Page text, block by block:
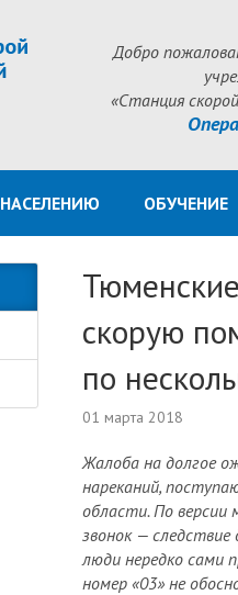
Добро
«Станция
НАСЕЛЕНИЮ ОБУЧЕНИЕ
скорую
по
01 марта 2018
Жалоба на долгое
нареканий,
области. По версии
звонок —
люди нередко сами
номер «03» не